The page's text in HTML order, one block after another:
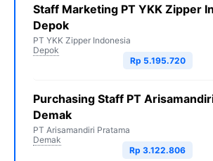
Staff Marketing PT YKK Zipper
Depok
PT YKK Zipper Indonesia
Depok
Rp 5.195.720
Purchasing Staff PT
Demak
PT Arisamandiri Pratama
Demak
Rp 3.122.806